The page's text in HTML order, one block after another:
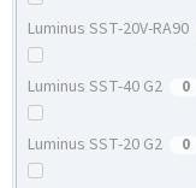
Luminus SST-20V-RA90
Luminus SST-40 G2 0
Luminus SST-20 G2 0